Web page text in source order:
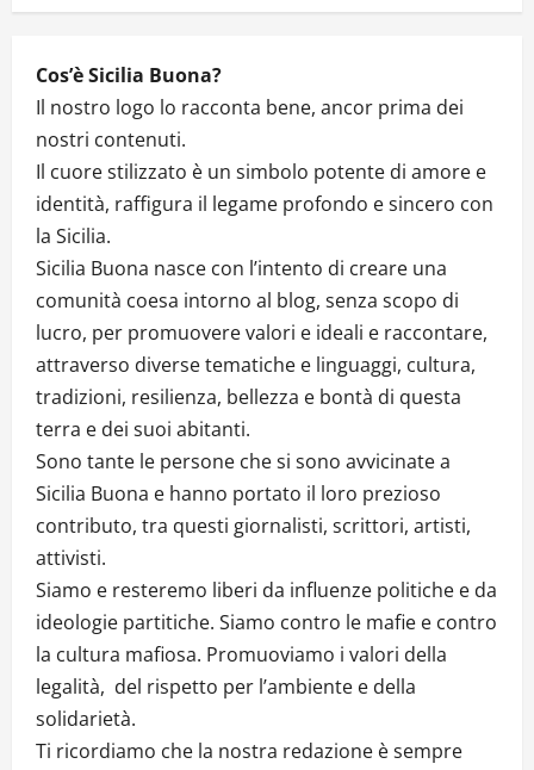
n
Cos’è Sicilia Buona?
Il nostro logo lo racconta bene, ancor prima dei
nostri contenuti.
Il cuore stilizzato è un simbolo potente di amore e
identità, raffigura il legame profondo e sincero con
la Sicilia.
Sicilia Buona nasce con l’intento di creare una
comunità coesa intorno al blog, senza scopo di
lucro, per promuovere valori e ideali e raccontare,
attraverso diverse tematiche e linguaggi, cultura,
tradizioni, resilienza, bellezza e bontà di questa
terra e dei suoi abitanti.
Sono tante le persone che si sono avvicinate a
Sicilia Buona e hanno portato il loro prezioso
contributo, tra questi giornalisti, scrittori, artisti,
attivisti.
Siamo e resteremo liberi da influenze politiche e da
ideologie partitiche. Siamo contro le mafie e contro
la cultura mafiosa. Promuoviamo i valori della
legalità, del rispetto per l’ambiente e della
solidarietà.
Ti ricordiamo che la nostra redazione è sempre